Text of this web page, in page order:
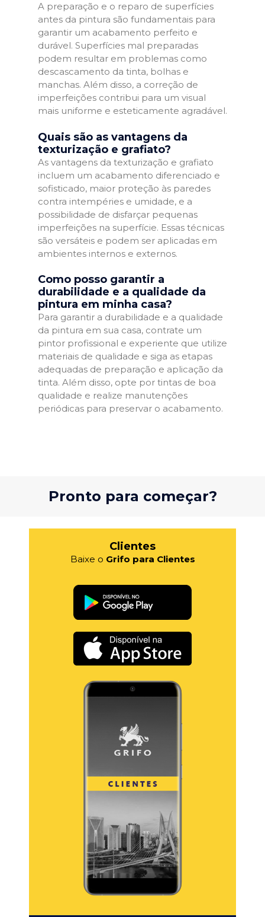
A preparação e o reparo de superfícies
antes da pintura são fundamentais para
garantir um acabamento perfeito e
durável. Superfícies mal preparadas
podem resultar em problemas como
descascamento da tinta, bolhas e
manchas. Além disso, a correção de
imperfeições contribui para um visual
mais uniforme e esteticamente agradável.
Quais são as vantagens da
texturização e grafiato?
As vantagens da texturização e grafiato
incluem um acabamento diferenciado e
sofisticado, maior proteção às paredes
contra intempéries e umidade, e a
possibilidade de disfarçar pequenas
imperfeições na superfície. Essas técnicas
são versáteis e podem ser aplicadas em
ambientes internos e externos.
Como posso garantir a
durabilidade e a qualidade da
pintura em minha casa?
Para garantir a durabilidade e a qualidade
da pintura em sua casa, contrate um
pintor profissional e experiente que utilize
materiais de qualidade e siga as etapas
adequadas de preparação e aplicação da
tinta. Além disso, opte por tintas de boa
qualidade e realize manutenções
periódicas para preservar o acabamento.
Pronto para começar?
Clientes
Baixe o Grifo para Clientes